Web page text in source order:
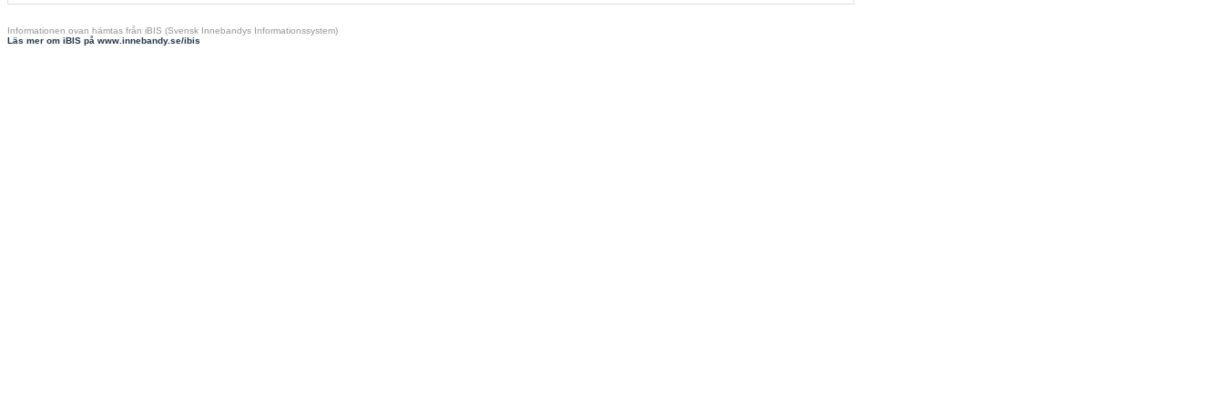
Informationen ovan hämtas från iBIS (Svensk Innebandys Informationssystem)
Läs mer om iBIS på www.innebandy.se/ibis